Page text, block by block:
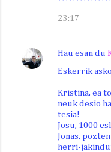
23:17
Hau esan du
Eskerrik
Kristina, ea
neuk desio
tesia!
Josu, 1000
Jonas,
herri-